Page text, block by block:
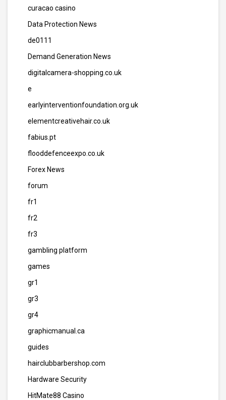
curacao casino
Data Protection News
de0111
Demand Generation News
digitalcamera-shopping.co.uk
e
earlyinterventionfoundation.org.uk
elementcreativehair.co.uk
fabius.pt
flooddefenceexpo.co.uk
Forex News
forum
fr1
fr2
fr3
gambling platform
games
gr1
gr3
gr4
graphicmanual.ca
guides
hairclubbarbershop.com
Hardware Security
HitMate88 Casino